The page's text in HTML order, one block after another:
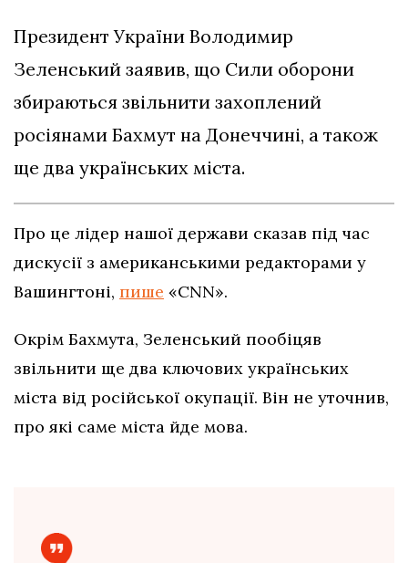
Президент України Володимир
Зеленський заявив, що Сили оборони
збираються звільнити захоплений
росіянами Бахмут на Донеччині, а також
ще два українських міста.
Про це лідер нашої держави сказав під час
дискусії з американськими редакторами у
Вашингтоні, пише «CNN».
Окрім Бахмута, Зеленський пообіцяв
звільнити ще два ключових українських
міста від російської окупації. Він не уточнив,
про які саме міста йде мова.